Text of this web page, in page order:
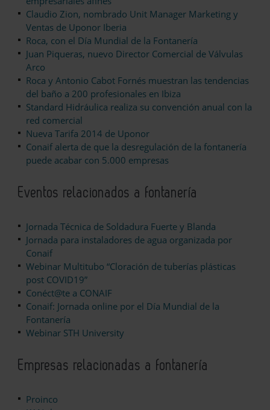
Claudio Zion, nombrado Unit Manager Marketing y
Ventas de Uponor Iberia
Roca, con el Día Mundial de la Fontanería
Juan Piqueras, nuevo Director Comercial de Válvulas
Arco
Roca y Antonio Cabot Fornés muestran las tendencias
del baño a 200 profesionales en Ibiza
Standard Hidráulica realiza su convención anual con la
red comercial
Nueva Tarifa 2014 de Uponor
Conaif alerta de que la desregulación de la fontanería
puede acabar con 5.000 empresas
Eventos relacionados a fontanería
Jornada Técnica de Soldadura Fuerte y Blanda
Jornada para instaladores de agua organizada por
Conaif
Webinar Multitubo “Cloración de tuberías plásticas
post COVID19”
Conéct@te a CONAIF
Conaif: Jornada online por el Día Mundial de la
Fontanería
Webinar STH University
Empresas relacionadas a fontanería
Proinco